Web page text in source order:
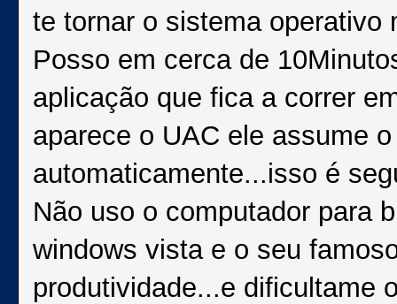
te tornar o sistema operativo
Posso em cerca de
aplicação que fica a correr
aparece o UAC ele assume
automaticamente...isso é
Não uso o computador para
windows vista e o seu
produtividade...e dificultame